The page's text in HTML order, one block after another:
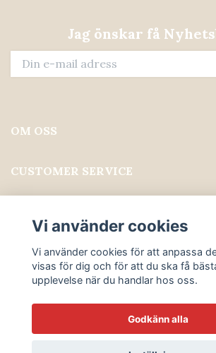
Jag önskar få
OM OSS
CUSTOMER SERVICE
Sociala medier
© 2026 ALWAYS PROFESSIONAL
Vi använder cookies
Vi använder cookies för att anpassa
visas för dig och för att du ska få
upplevelse när du handlar hos oss.
Godkänn alla